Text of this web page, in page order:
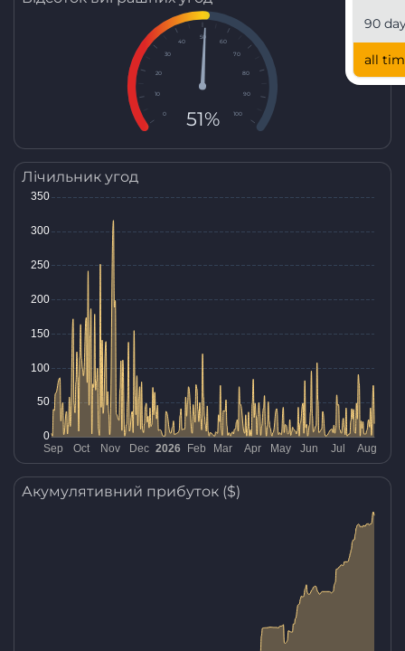
90
all
0
10
20
30
40
50
60
70
80
90
100
51%
Лічильник угод
Акумулятивний прибуток ($)